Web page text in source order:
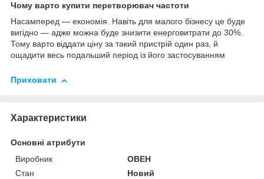
Чому варто купити перетворювач частоти
Насамперед — економія. Навіть для малого бізнесу це буде
вигідно — адже можна буде знизити енерговитрати до 30%.
Тому варто віддати ціну за такий пристрій один раз, й
ощадити весь подальший період із його застосуванням
Приховати
Характеристики
Основні атрибути
Виробник
ОВЕН
Стан
Новий